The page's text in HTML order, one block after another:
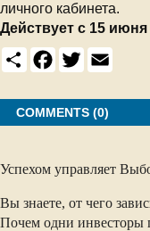
личного кабинета.
Действует с 15 июня
S
h
r
F
a
e
b
o
T
w
t
t
e
E
m
i
l
COMMENTS (0)
Успехом управляет
Вы знаете, от чего
Почем одни инвесторы